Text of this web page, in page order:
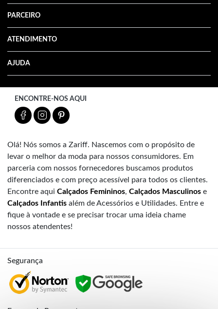
PARCEIRO
ATENDIMENTO
AJUDA
ENCONTRE-NOS AQUI
Olá! Nós somos a Zariff. Nascemos com o propósito de
levar o melhor da moda para nossos consumidores. Em
parceria com nossos fornecedores buscamos produtos
diferenciados e com preço acessível para todos os clientes.
Encontre aqui Calçados Femininos, Calçados Masculinos e
Calçados Infantis além de Acessórios e Utilidades. Entre e
fique à vontade e se precisar trocar uma ideia chame
nossos atendentes!
Segurança